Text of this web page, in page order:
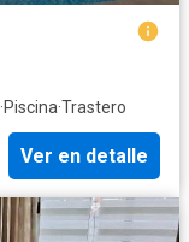
·Piscina·Trastero
Ver en detalle